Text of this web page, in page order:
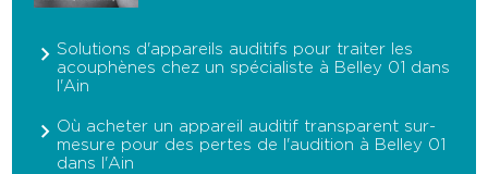
Solutions d'appareils auditifs pour traiter les
acouphènes chez un spécialiste à Belley 01 dans
l'Ain
Où acheter un appareil auditif transparent sur-
mesure pour des pertes de l'audition à Belley 01
dans l'Ain